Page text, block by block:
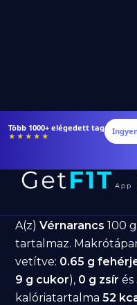
Több 1000+ elégedett tag
★★★★★
Vérnarancs
választás
A(z)Vérnarancs 100
tartalmaz.
vetítve: 0.65 g
9 g cukor), 0 g zsír és
kalóriatartalma52